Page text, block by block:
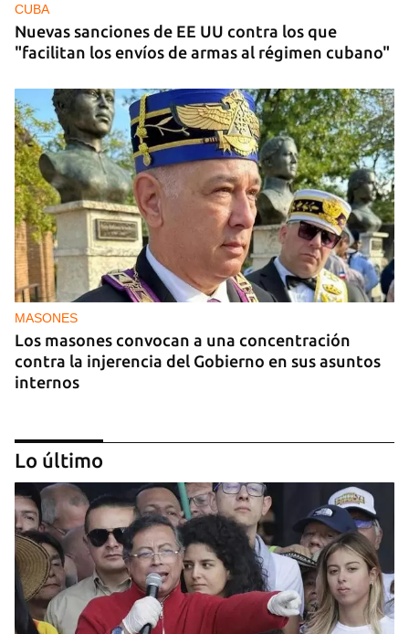
CUBA
Nuevas sanciones de EE UU contra los que
"facilitan los envíos de armas al régimen cubano"
MASONES
Los masones convocan a una concentración
contra la injerencia del Gobierno en sus asuntos
internos
Lo último